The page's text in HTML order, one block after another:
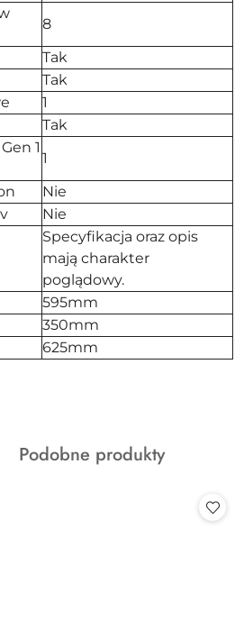
8
Tak
Tak
1
Tak
1
1
Nie
Nie
Specyfikacja oraz opis
mają charakter
poglądowy.
595mm
350mm
625mm
Produkty
Podobne produkty